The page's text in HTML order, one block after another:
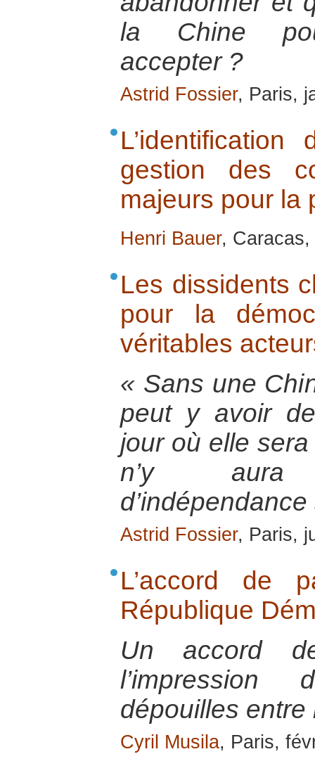
la Chine
accepter ?
Astrid Fossier, Paris,
gestion des
majeurs pour la
Henri Bauer, Caracas,
Les dissidents
pour la
véritables
« Sans une
peut y avoir
jour où elle
n’y
d’indépendance
Astrid Fossier, Paris,
L’accord de
République
Un accord
l’impression
dépouilles
Cyril Musila, Paris,